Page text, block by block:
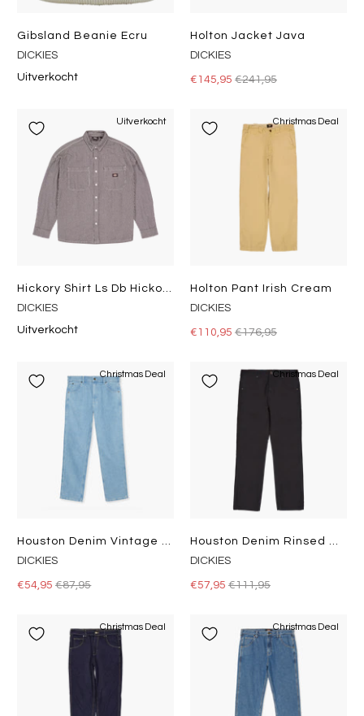
Gibsland Beanie Ecru
DICKIES
Uitverkocht
Holton Jacket Java
DICKIES
€145,95 €241,95
Uitverkocht
Hickory Shirt Ls Db Hickory
DICKIES
Uitverkocht
Christmas Deal
Holton Pant Irish Cream
DICKIES
€110,95 €176,95
Christmas Deal
DICKIES
€54,95€87,95
Christmas Deal
DICKIES
€57,95 €111,95
Christmas Deal Christmas Deal